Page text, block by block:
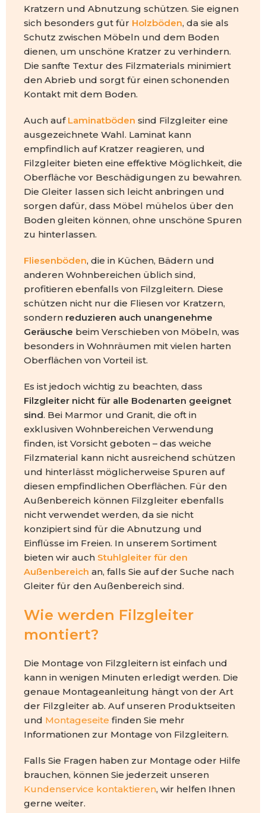
Kratzern und Abnutzung schützen. Sie eignen
sich besonders gut für Holzböden, da sie als
Schutz zwischen Möbeln und dem Boden
dienen, um unschöne Kratzer zu verhindern.
Die sanfte Textur des Filzmaterials minimiert
den Abrieb und sorgt für einen schonenden
Kontakt mit dem Boden.
Auch auf Laminatböden sind Filzgleiter eine
ausgezeichnete Wahl. Laminat kann
empfindlich auf Kratzer reagieren, und
Filzgleiter bieten eine effektive Möglichkeit, die
Oberfläche vor Beschädigungen zu bewahren.
Die Gleiter lassen sich leicht anbringen und
sorgen dafür, dass Möbel mühelos über den
Boden gleiten können, ohne unschöne Spuren
zu hinterlassen.
Fliesenböden, die in Küchen, Bädern und
anderen Wohnbereichen üblich sind,
profitieren ebenfalls von Filzgleitern. Diese
schützen nicht nur die Fliesen vor Kratzern,
sondern reduzieren auch unangenehme
Geräusche beim Verschieben von Möbeln, was
besonders in Wohnräumen mit vielen harten
Oberflächen von Vorteil ist.
Es ist jedoch wichtig zu beachten, dass
Filzgleiter nicht für alle Bodenarten geeignet
sind. Bei Marmor und Granit, die oft in
exklusiven Wohnbereichen Verwendung
finden, ist Vorsicht geboten – das weiche
Filzmaterial kann nicht ausreichend schützen
und hinterlässt möglicherweise Spuren auf
diesen empfindlichen Oberflächen. Für den
Außenbereich können Filzgleiter ebenfalls
nicht verwendet werden, da sie nicht
konzipiert sind für die Abnutzung und
Einflüsse im Freien. In unserem Sortiment
bieten wir auch Stuhlgleiter für den
Außenbereich an, falls Sie auf der Suche nach
Gleiter für den Außenbereich sind.
Wie werden Filzgleiter
montiert?
Die Montage von Filzgleitern ist einfach und
kann in wenigen Minuten erledigt werden. Die
genaue Montageanleitung hängt von der Art
der Filzgleiter ab. Auf unseren Produktseiten
und Montageseite finden Sie mehr
Informationen zur Montage von Filzgleitern.
Falls Sie Fragen haben zur Montage oder Hilfe
brauchen, können Sie jederzeit unseren
Kundenservice kontaktieren, wir helfen Ihnen
gerne weiter.